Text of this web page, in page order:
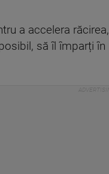
a accelera răcirea,
să îl împarți în